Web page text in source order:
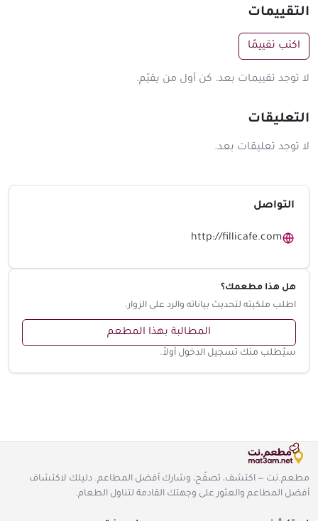
التقييمات
اكتب تقييمًا
لا توجد تقييمات بعد. كن أول من يقيّم.
التعليقات
لا توجد تعليقات بعد.
التواصل
http://fillicafe.com
هل هذا مطعمك؟
اطلب ملكيته لتحديث بياناته والرد على الزوار.
المطالبة بهذا المطعم
سيُطلب منك تسجيل الدخول أولاً.
مطعم.نت — اكتشف، تصفّح، وشارك أفضل المطاعم. دليلك لاكتشاف
أفضل المطاعم والعثور على وجهتك القادمة لتناول الطعام.